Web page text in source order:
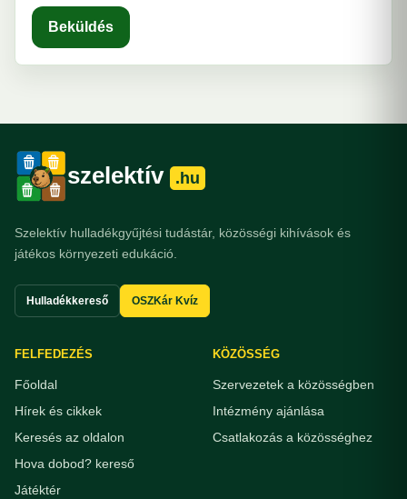
Beküldés
szelektív .hu
Szelektív hulladékgyűjtési tudástár, közösségi kihívások és
játékos környezeti edukáció.
Hulladékkereső OSZKár Kvíz
FELFEDEZÉS
Főoldal
Hírek és cikkek
Keresés az oldalon
Hova dobod? kereső
Játéktér
KÖZÖSSÉG
Szervezetek a közösségben
Intézmény ajánlása
Csatlakozás a közösséghez